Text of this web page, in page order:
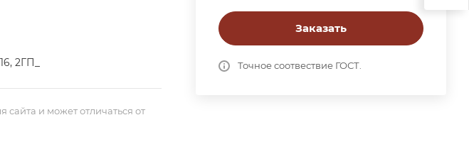
Заказать
Точное соотвествие ГОСТ.
2ГП_
сайта и может отличаться от